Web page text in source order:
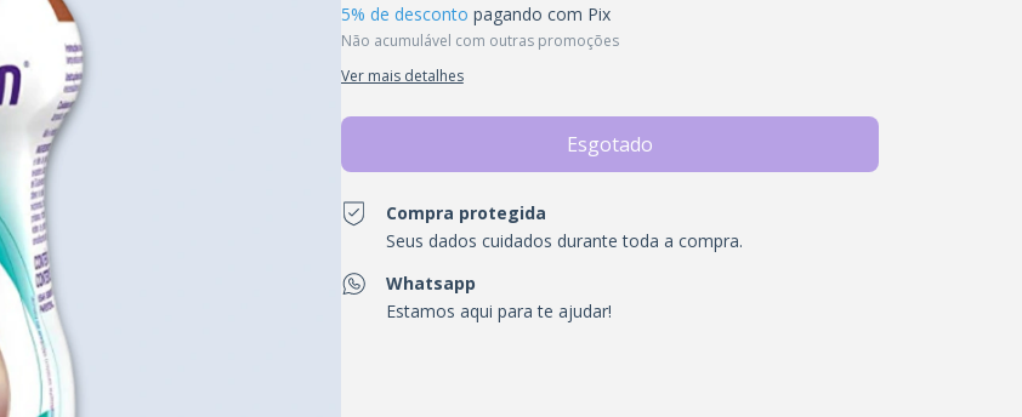
5% de desconto pagando com Pix
Não acumulável com outras promoções
Ver mais detalhes
Compra protegida
Seus dados cuidados durante toda a compra.
Whatsapp
Estamos aqui para te ajudar!